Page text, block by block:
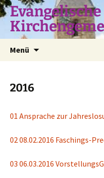
Zum
Inhalt
springen
Evangelische
Menü
2016
01 Ansprache zur
02 08.02.2016 Faschings-
03 06.03.2016